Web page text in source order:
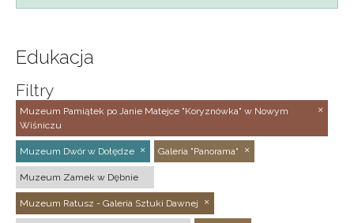
Edukacja
Filtry
Muzeum Pamiątek po Janie Matejce "Koryznówka" w Nowym
Wiśniczu
Muzeum Dwór w Dołędze Galeria "Panorama"
Muzeum Zamek w Dębnie
Muzeum Ratusz - Galeria Sztuki Dawnej